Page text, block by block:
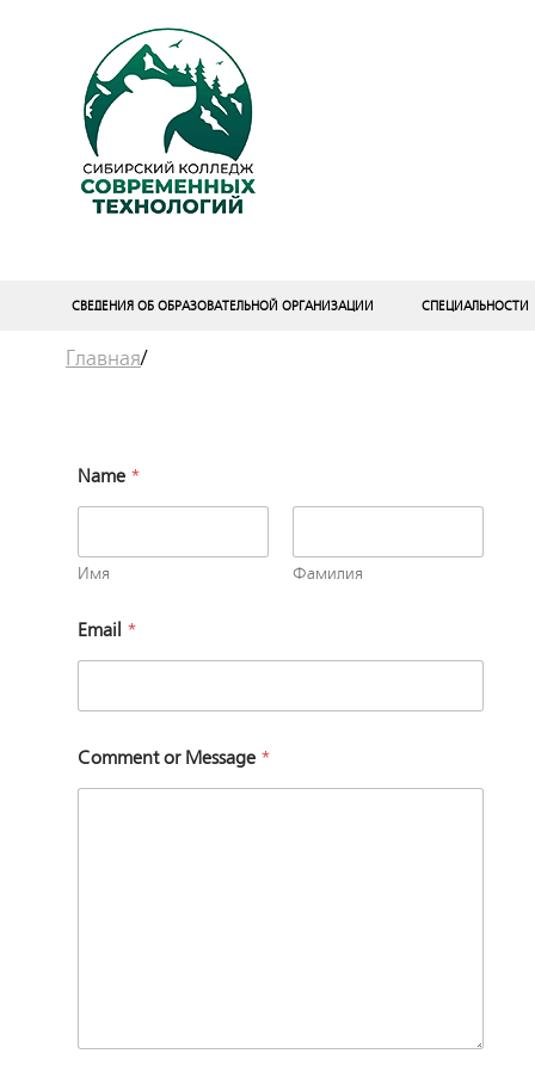
СВЕДЕНИЯ ОБ ОБРАЗОВАТЕЛЬНОЙ ОРГАНИЗАЦИИ СПЕЦИАЛЬНОСТИ
Главная/
o
m
n
*
*
Name *
Имя Фамилия
Email *
Comment or Message *